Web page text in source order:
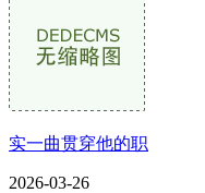
实一曲贯穿他的职
2026-03-26